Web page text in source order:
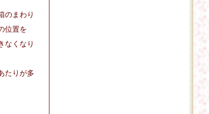
のまわり
位置を
なくなり
たりが多